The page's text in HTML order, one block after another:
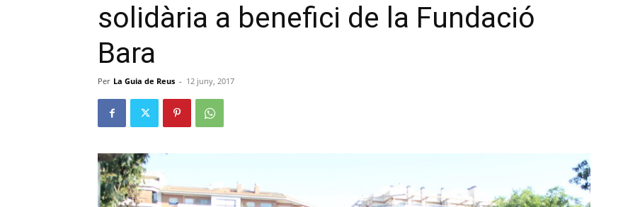
solidària a benefici de la Fundació
Bara
Per La Guia de Reus - 12 juny, 2017